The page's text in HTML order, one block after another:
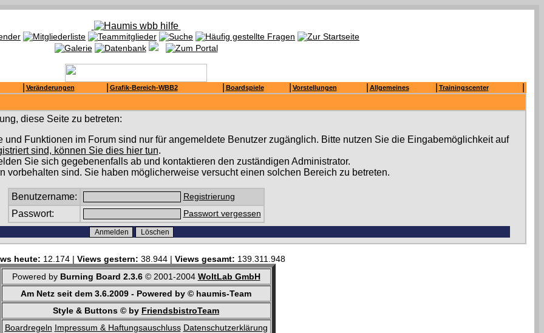
Veränderungen Grafik-Bereich-WBB2 Boardspiele Vorstellungen Allgemeines Trainingscenter
diese Seite zu betreten:
Funktionen im Forum sind nur für angemeldete Benutzer zugänglich. Bitte nutzen Sie die Eingabemöglichkeit auf
sind, können Sie dies hier tun.
Sie sich gegebenenfalls ab und kontaktieren den zuständigen Administrator.
vorbehalten sind. Sie haben möglicherweise versucht einen solchen Bereich zu betreten.
Benutzername: Registrierung
Passwort: Passwort vergessen
heute: 12.174 | Views gestern: 38.944 | Views gesamt: 139.311.948
Powered by Burning Board 2.3.6© 2001-2004 WoltLab GmbH
Am Netz seit dem 3.6.2009 - Powered by © haumis-Team
Style & Buttons © by FriendsbistroTeam
Boardregeln Impressum & Haftungsauschluss Datenschutzerklärung